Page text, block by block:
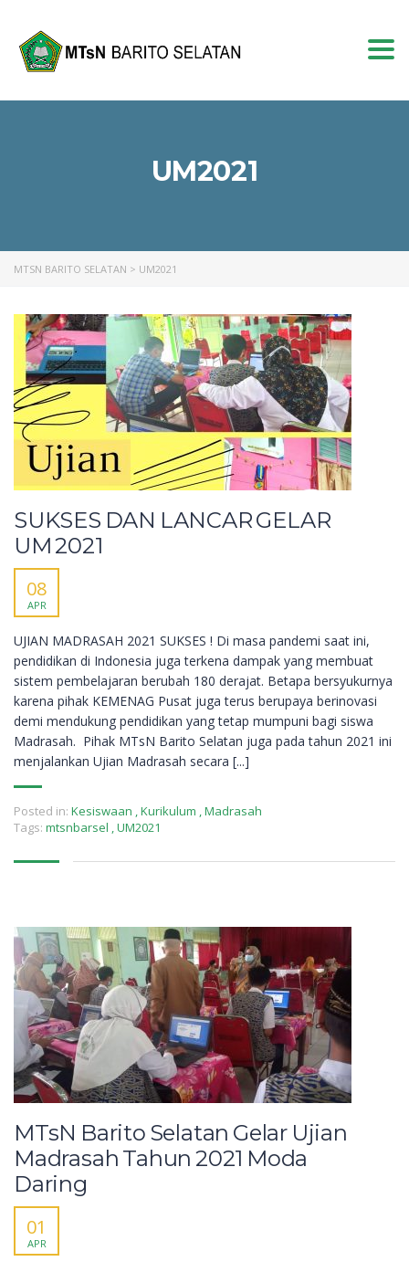
UM2021
MTSN BARITO SELATAN > UM2021
SUKSES DAN LANCAR GELAR
UM 2021
08
APR
UJIAN MADRASAH 2021 SUKSES ! Di masa pandemi saat ini,
pendidikan di Indonesia juga terkena dampak yang membuat
sistem pembelajaran berubah 180 derajat. Betapa bersyukurnya
karena pihak KEMENAG Pusat juga terus berupaya berinovasi
demi mendukung pendidikan yang tetap mumpuni bagi siswa
Madrasah. Pihak MTsN Barito Selatan juga pada tahun 2021 ini
menjalankan Ujian Madrasah secara [...]
Posted in: Kesiswaan ,Kurikulum ,Madrasah
Tags: mtsnbarsel ,UM2021
MTsN Barito Selatan Gelar Ujian
Madrasah Tahun 2021 Moda
Daring
01
APR